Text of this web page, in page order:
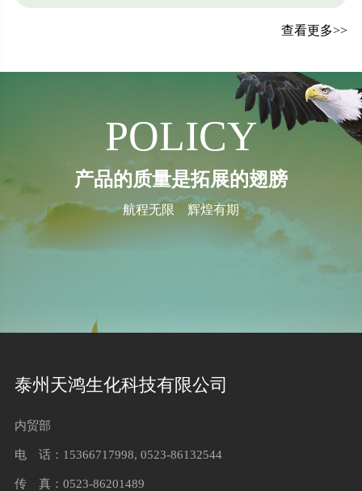
查看更多>>
POLICY
产品的质量是拓展的翅膀
航程无限 辉煌有期
泰州天鸿生化科技有限公司
内贸部
电 话：15366717998, 0523-86132544
传 真：0523-86201489